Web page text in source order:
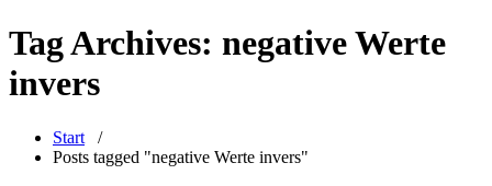
Tag Archives: negative Werte
invers
Start /
Posts tagged "negative Werte invers"